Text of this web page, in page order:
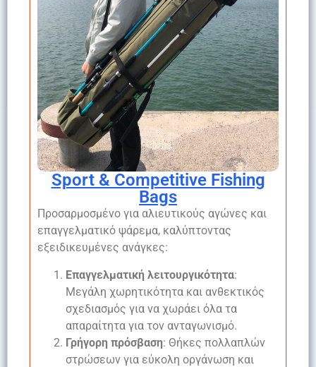
Sport & Competitive Fishing
Bags
Προσαρμοσμένο για αλιευτικούς αγώνες και
επαγγελματικό ψάρεμα, καλύπτοντας
εξειδικευμένες ανάγκες:
Επαγγελματική λειτουργικότητα:
Μεγάλη χωρητικότητα και ανθεκτικός
σχεδιασμός για να χωράει όλα τα
απαραίτητα για τον ανταγωνισμό.
Γρήγορη πρόσβαση: Θήκες πολλαπλών
στρώσεων για εύκολη οργάνωση και